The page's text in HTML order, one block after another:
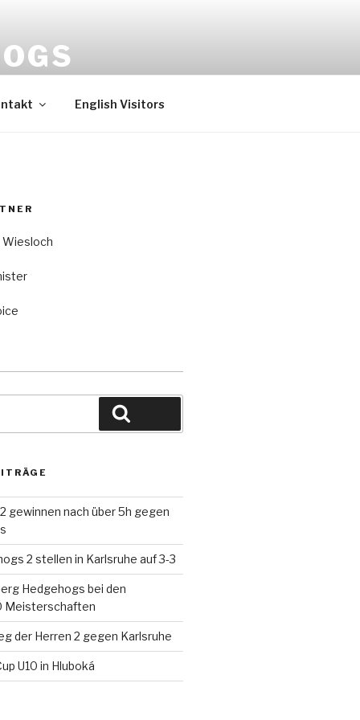
English Visitors
gewinnen nach über 5h gegen
2 stellen in Karlsruhe auf 3-3
Hedgehogs bei den
Meisterschaften
der Herren 2 gegen Karlsruhe
U10 in Hluboká